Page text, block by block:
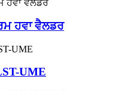
ਹਵਾ ਵੈਲਡਰ
UME